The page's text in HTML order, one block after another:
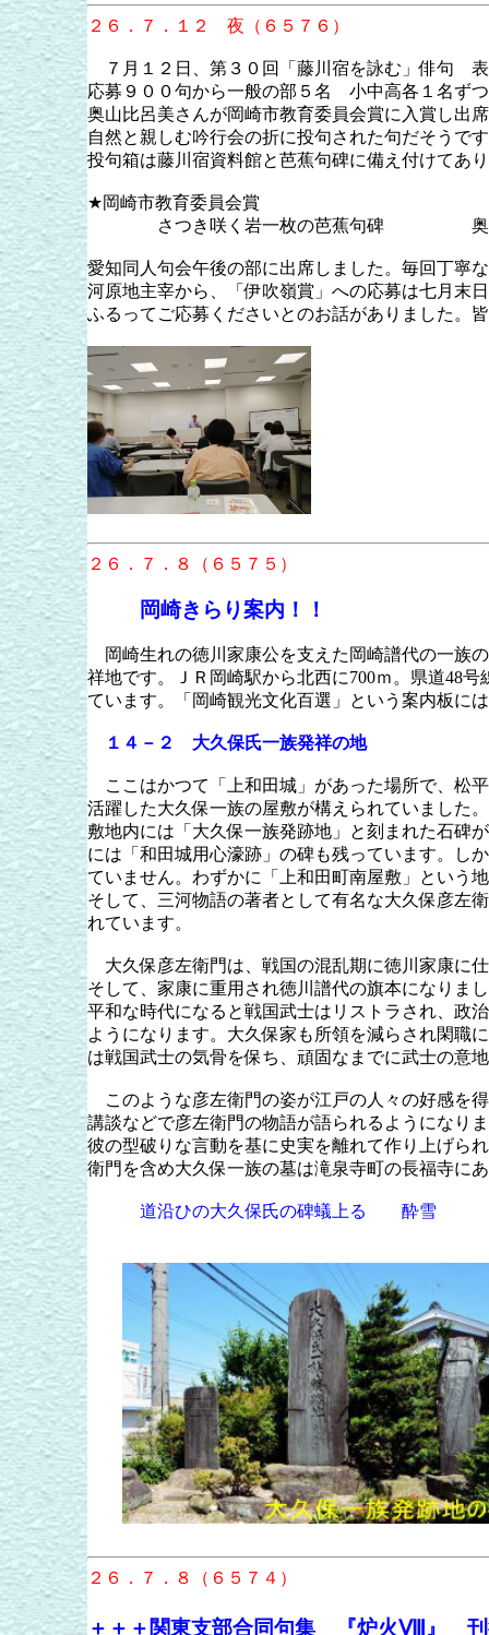
２６．７．１２ 夜（６５７６）
７月１２日、第３０回「藤川宿を詠む」俳句
応募９００句から一般の部５名 小中高各１名ず
奥山比呂美さんが岡崎市教育委員会賞に入賞し出
自然と親しむ吟行会の折に投句された句だそうで
投句箱は藤川宿資料館と芭蕉句碑に備え付けてあ
★岡崎市教育委員会賞
さつき咲く岩一枚の芭蕉句碑 奥山
愛知同人句会午後の部に出席しました。毎回丁寧
河原地主宰から、「伊吹嶺賞」への応募は七月末
ふるってご応募くださいとのお話がありました。
２６．７．８（６５７５）
岡崎きらり案内！！
岡崎生れの徳川家康公を支えた岡崎譜代の一族
祥地です。ＪＲ岡崎駅から北西に700ｍ。県道48号
ています。「岡崎観光文化百選」という案内板に
１４－２ 大久保氏一族発祥の地
ここはかつて「上和田城」があった場所で、松
活躍した大久保一族の屋敷が構えられていました
敷地内には「大久保一族発跡地」と刻まれた石碑
には「和田城用心濠跡」の碑も残っています。し
ていません。わずかに「上和田町南屋敷」という
そして、三河物語の著者として有名な大久保彦左
れています。
大久保彦左衛門は、戦国の混乱期に徳川家康に
そして、家康に重用され徳川譜代の旗本になりま
平和な時代になると戦国武士はリストラされ、政
ようになります。大久保家も所領を減らされ閑職
は戦国武士の気骨を保ち、頑固なまでに武士の意
このような彦左衛門の姿が江戸の人々の好感を
講談などで彦左衛門の物語が語られるようになり
彼の型破りな言動を基に史実を離れて作り上げら
衛門を含め大久保一族の墓は滝泉寺町の長福寺に
道沿ひの大久保氏の碑蟻上る 酔雪
２６．７．８（６５７４）
＋＋＋関東支部合同句集 『炉火Ⅷ』 刊